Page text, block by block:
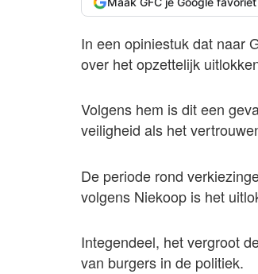
In een opiniestuk dat naar
over het opzettelijk
Volgens hem is dit een
veiligheid als het
De periode rond
volgens Niekoop is het
Integendeel, het vergroot
van burgers in de politiek.